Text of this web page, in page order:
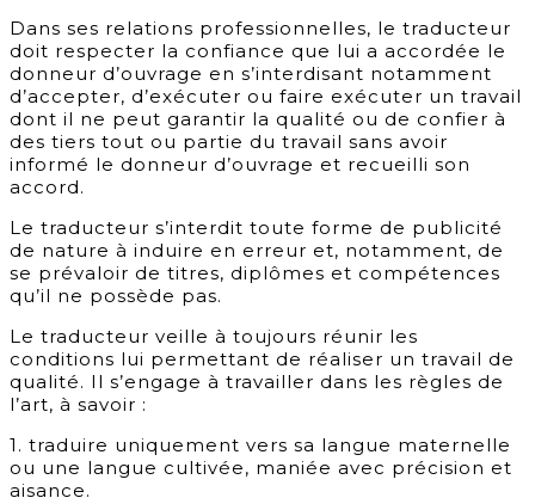
Dans ses relations professionnelles, le traducteur
doit respecter la confiance que lui a accordée le
donneur d’ouvrage en s’interdisant notamment
d’accepter, d’exécuter ou faire exécuter un travail
dont il ne peut garantir la qualité ou de confier à
des tiers tout ou partie du travail sans avoir
informé le donneur d’ouvrage et recueilli son
accord.
Le traducteur s’interdit toute forme de publicité
de nature à induire en erreur et, notamment, de
se prévaloir de titres, diplômes et compétences
qu’il ne possède pas.
Le traducteur veille à toujours réunir les
conditions lui permettant de réaliser un travail de
qualité. Il s’engage à travailler dans les règles de
l’art, à savoir :
1. traduire uniquement vers sa langue maternelle
ou une langue cultivée, maniée avec précision et
aisance.